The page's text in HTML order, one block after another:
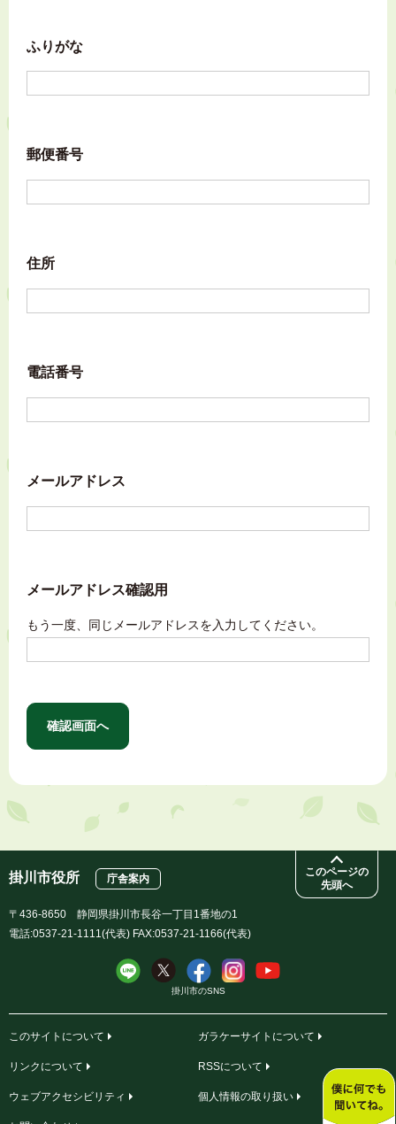
ふりがな
郵便番号
住所
電話番号
メールアドレス
メールアドレス確認用
もう一度、同じメールアドレスを入力してください。
このページの
先頭へ
掛川市役所 庁舎案内
〒436-8650 静岡県掛川市長谷一丁目1番地の1
電話:0537-21-1111(代表) FAX:0537-21-1166(代表)
掛川市のSNS
このサイトについて ガラケーサイトについて
リンクについて RSSについて
ウェブアクセシビリティ 個人情報の取り扱い